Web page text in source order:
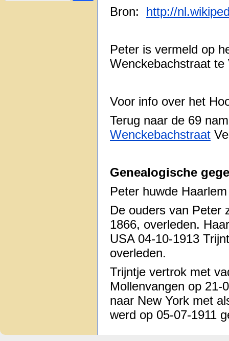
Bron: http://
Peter is vermeld op
Wenckebachstraat te
Voor info over het
Terug naar de 69
Wenckebachstraat
Genealogische
Peter huwde
De ouders van Peter
1866, overleden.
USA 04-10-1913
overleden.
Trijntje vertrok met
Mollenvangen op 21-
naar New York met
werd op 05-07-1911